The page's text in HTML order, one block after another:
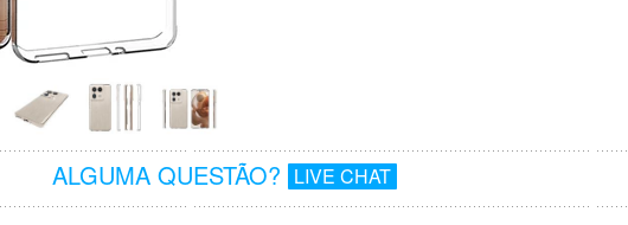
ALGUMA QUESTÃO? LIVE CHAT